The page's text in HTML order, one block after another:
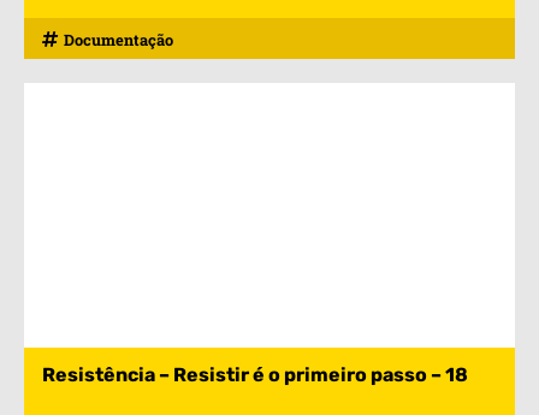
Documentação
Resistência – Resistir é o primeiro passo – 18